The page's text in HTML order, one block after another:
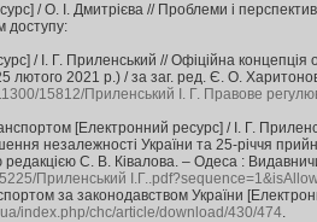
/ О. І. Дмитрієва // Проблеми і
доступу:
/ І. Г. Приленський // Офіційна концепція
лютого 2021 р.) / за заг. ред. Є. О.
15812/Приленський І. Г. Правове
[Електронний ресурс] / І. Г.
незалежності України та 25-річчя
редакцією С. В. Ківалова. – Одеса :
Приленський
за законодавством України
index.php/chc/article/download/430/474.